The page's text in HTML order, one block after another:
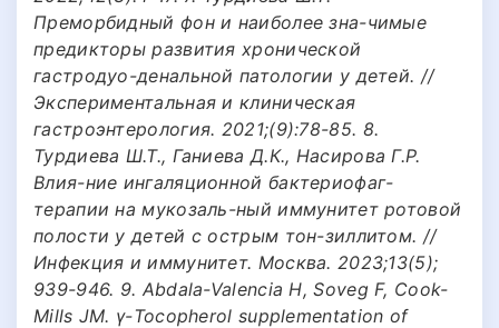
Преморбидный фон и наиболее зна-чимые
предикторы развития хронической
гастродуо-денальной патологии у детей. //
Экспериментальная и клиническая
гастроэнтерология. 2021;(9):78-85. 8.
Турдиева Ш.Т., Ганиева Д.К., Насирова Г.Р.
Влия-ние ингаляционной бактериофаг-
терапии на мукозаль-ный иммунитет ротовой
полости у детей с острым тон-зиллитом. //
Инфекция и иммунитет. Москва. 2023;13(5);
939-946. 9. Abdala-Valencia H, Soveg F, Cook-
Mills JM. γ-Tocopherol supplementation of